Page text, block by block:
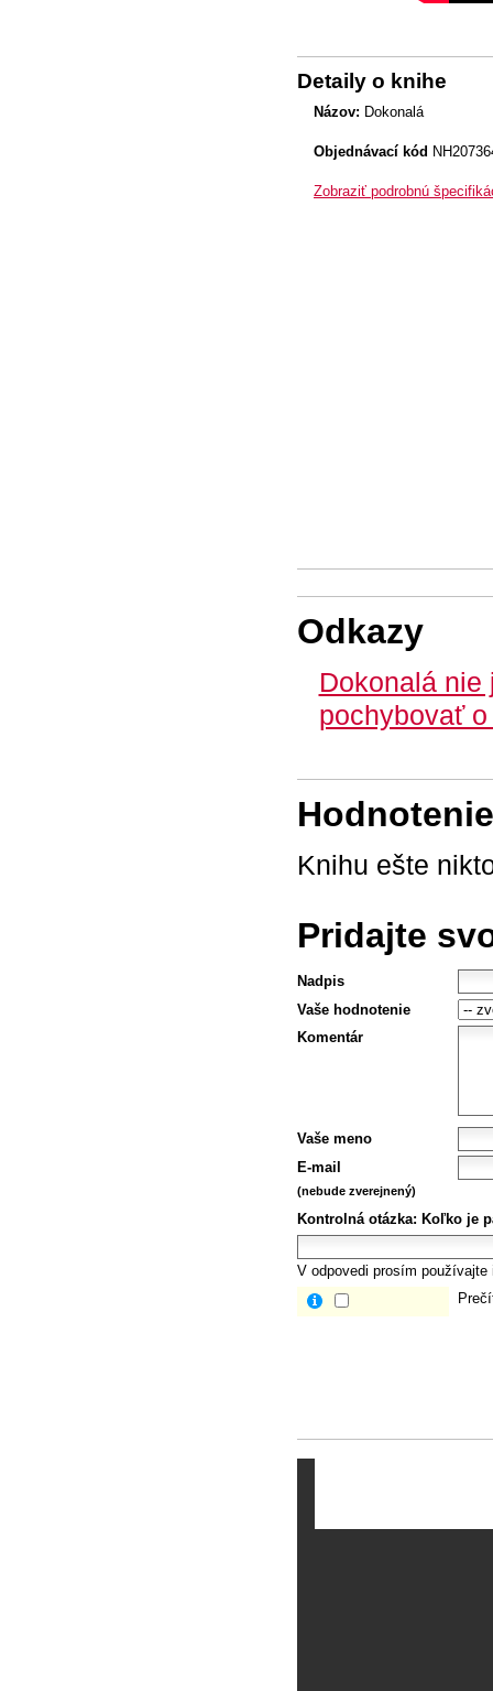
Detaily o knihe
Názov: Dokonalá
Objednávací kód
Zobraziť podrobnú
Odkazy
Dokonalá
pochybovať
Knihu ešte
Pridajte
Nadpis
Vaše hodnotenie
Komentár
Vaše meno
E-mail
(nebude zverejnený)
Kontrolná otázka: Koľko je
V odpovedi prosím